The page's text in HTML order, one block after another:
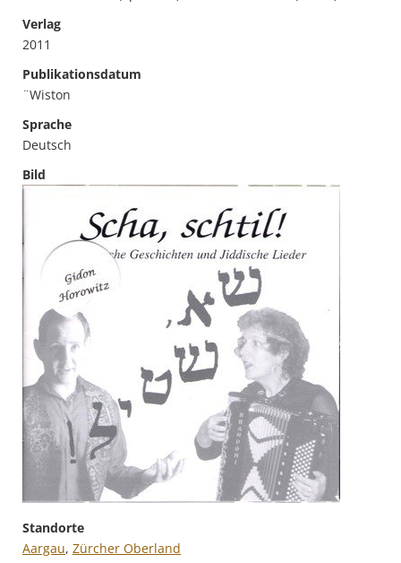
Verlag
2011
Publikationsdatum
¨Wiston
Sprache
Deutsch
Bild
Standorte
Aargau, Zürcher Oberland